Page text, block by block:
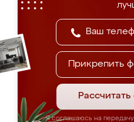
Прикрепить
Я соглашаюсь на